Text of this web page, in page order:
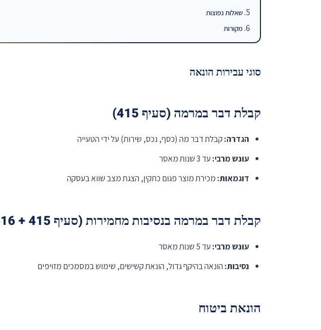
שאלות נפוצות
מקורות
סוגי עבירות הונאה
קבלת דבר במרמה (סעיף 415)
הגדרה:קבלת דבר מה (כסף, נכס, שירות) על ידי הטעייה
עונש מרבי: עד 3 שנות מאסר
דוגמאות: מכירת מוצר פגום כתקין, הצגת מצב שווא בעסקה
קבלת דבר במרמה בנסיבות מחמירות (סעיף 415 + 416)
עונש מרבי: עד 5 שנות מאסר
נסיבות: הונאה בהיקף גדול, הונאת קשישים, שימוש במסמכים מזויפים
הונאת ביטוח